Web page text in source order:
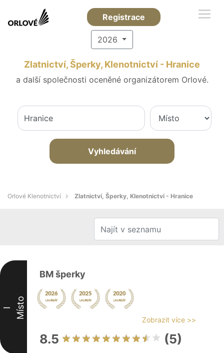
Registrace
2026
Zlatnictví, Šperky, Klenotnictví - Hranice
a další společnosti oceněné organizátorem Orlové.
Vyhledávání
Orlové Klenotnictví Zlatnictví, Šperky, Klenotnictví - Hranice
I Místo
BM šperky
Zobrazit více >>
8.5 (5)